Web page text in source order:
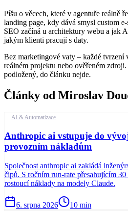
Píšu o věcech, které v agentuře reálně
landing page, kdy dává smysl custom
SEO začíná u architektury webu a jak
jakým klienti pracují s daty.
Bez marketingové vaty – každé tvrzení
reálném projektu nebo ověřeném
podložený, do článku nejde.
Články od Miroslav
AI & Automatizace
Anthropic ai vstupuje do
provozním nákladům
Společnost anthropic ai zakládá
čipů. S ročním run-rate přesahujícím
rostoucí náklady na modely Claude.
6. srpna 2026 10 min